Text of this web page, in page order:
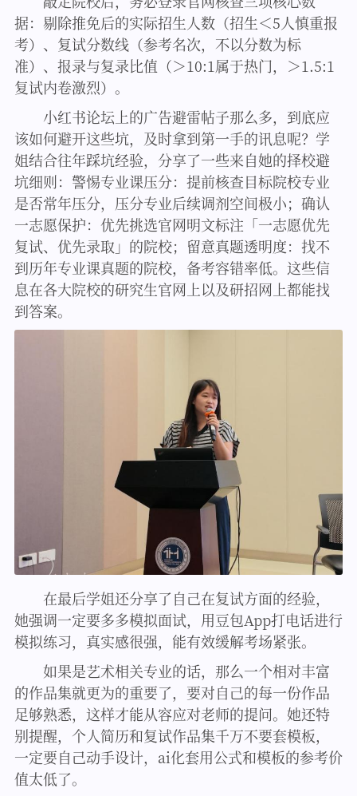
据：剔除推免后的实际招生人数（招生＜5人慎重报
考）、复试分数线（参考名次，不以分数为标
准）、报录与复录比值（＞10:1属于热门，＞1.5:1
复试内卷激烈）。
小红书论坛上的广告避雷帖子那么多，到底应
该如何避开这些坑，及时拿到第一手的讯息呢？学
姐结合往年踩坑经验，分享了一些来自她的择校避
坑细则：警惕专业课压分：提前核查目标院校专业
是否常年压分，压分专业后续调剂空间极小；确认
一志愿保护：优先挑选官网明文标注「一志愿优先
复试、优先录取」的院校；留意真题透明度：找不
到历年专业课真题的院校，备考容错率低。这些信
息在各大院校的研究生官网上以及研招网上都能找
到答案。
在最后学姐还分享了自己在复试方面的经验，
她强调一定要多多模拟面试，用豆包App打电话进行
模拟练习，真实感很强，能有效缓解考场紧张。
如果是艺术相关专业的话，那么一个相对丰富
的作品集就更为的重要了，要对自己的每一份作品
足够熟悉，这样才能从容应对老师的提问。她还特
别提醒，个人简历和复试作品集千万不要套模板，
一定要自己动手设计，ai化套用公式和模板的参考价
值太低了。